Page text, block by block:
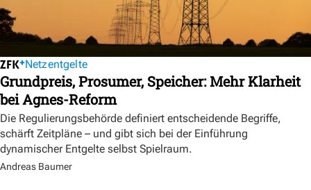
Netzentgelte
Grundpreis, Prosumer, Speicher: Mehr Klarheit
bei Agnes-Reform
Die Regulierungsbehörde definiert entscheidende Begriffe,
schärft Zeitpläne – und gibt sich bei der Einführung
dynamischer Entgelte selbst Spielraum.
Andreas Baumer